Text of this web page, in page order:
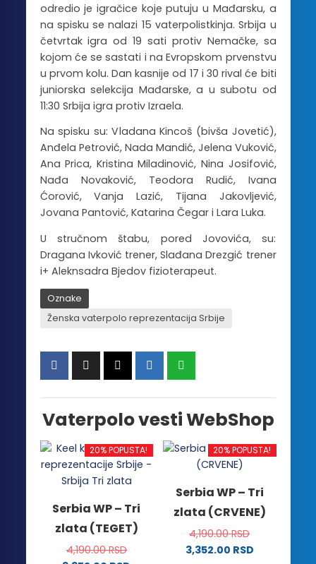
odredio je igračice koje putuju u Mađarsku, a
na spisku se nalazi 15 vaterpolistkinja. Srbija u
četvrtak igra od 19 sati protiv Nemačke, sa
kojom će se sastati i na Evropskom prvenstvu
u prvom kolu. Dan kasnije od 17 i 30 rival će biti
juniorska selekcija Mađarske, a u subotu od
11:30 Srbija igra protiv Izraela.
Na spisku su: Vladana Kincoš (bivša Jovetić),
Anđela Petrović, Nada Mandić, Jelena Vuković,
Ana Prica, Kristina Miladinović, Nina Josifović,
Nađa Novaković, Teodora Rudić, Ivana
Ćorović, Vanja Lazić, Tijana Jakovljević,
Jovana Pantović, Katarina Čegar i Lara Luka.
U stručnom štabu, pored Jovovića, su:
Dragana Ivković trener, Slađana Drezgić trener
i+ Aleknsadra Bjedov fizioterapeut.
Oznake
Ženska vaterpolo reprezentacija Srbije
Vaterpolo vesti WebShop
20% POPUSTA!
Serbia WP – Tri
zlata (TEGET)
4,190.00RSD
20% POPUSTA!
Serbia WP – Tri
zlata (CRVENE)
4,190.00RSD
3,352.00 RSD